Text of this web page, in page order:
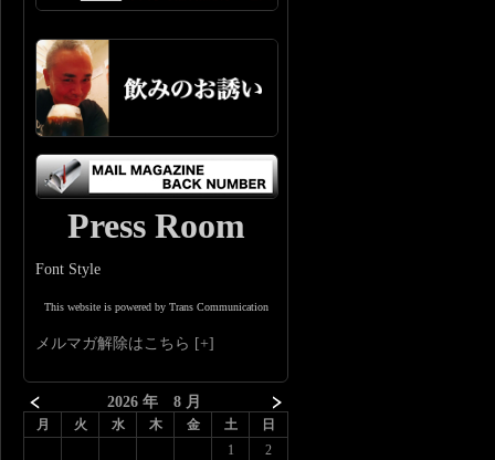
Press Room
Font Style
This website is powered by Trans Communication
メルマガ解除はこちら
2026 年 8 月
月 火 水 木 金 土
日
1
2